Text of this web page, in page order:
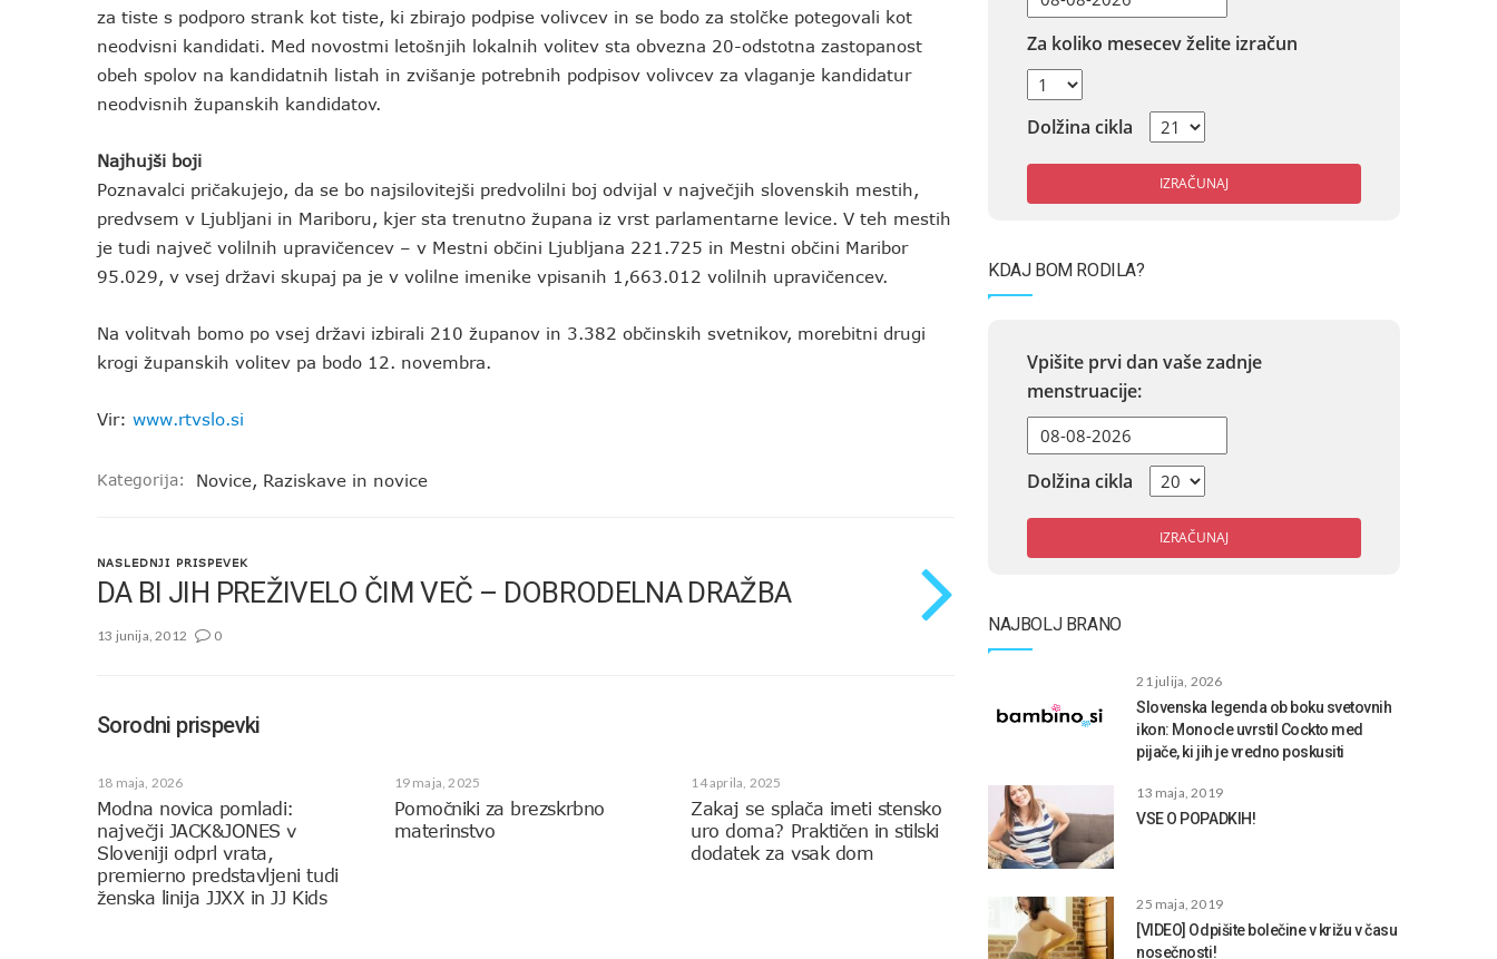
za tiste s podporo strank kot tiste, ki zbirajo podpise volivcev in se bodo za stolčke potegovali kot
neodvisni kandidati. Med novostmi letošnjih lokalnih volitev sta obvezna 20-odstotna zastopanost
obeh spolov na kandidatnih listah in zvišanje potrebnih podpisov volivcev za vlaganje kandidatur
neodvisnih županskih kandidatov.
Najhujši boji
Poznavalci pričakujejo, da se bo najsilovitejši predvolilni boj odvijal v največjih slovenskih mestih,
predvsem v Ljubljani in Mariboru, kjer sta trenutno župana iz vrst parlamentarne levice. V teh mestih
je tudi največ volilnih upravičencev – v Mestni občini Ljubljana 221.725 in Mestni občini Maribor
95.029, v vsej državi skupaj pa je v volilne imenike vpisanih 1,663.012 volilnih upravičencev.
Na volitvah bomo po vsej državi izbirali 210 županov in 3.382 občinskih svetnikov, morebitni drugi
krogi županskih volitev pa bodo 12. novembra.
Vir: www.rtvslo.si
Kategorija: Novice, Raziskave in novice
NASLEDNJI PRISPEVEK
DA BI JIH PREŽIVELO ČIM VEČ – DOBRODELNA DRAŽBA
13 junija, 2012 0
Sorodni prispevki
18 maja, 2026
Modna novica pomladi:
največji JACK&JONES v
Sloveniji odprl vrata,
premierno predstavljeni tudi
ženska linija JJXX in JJ Kids
19 maja, 2025
Pomočniki za brezskrbno
materinstvo
14 aprila, 2025
Zakaj se splača imeti stensko
uro doma? Praktičen in stilski
dodatek za vsak dom
Za koliko mesecev želite izračun
Dolžina cikla
IZRAČUNAJ
KDAJ BOM RODILA?
Vpišite prvi dan vaše zadnje
menstruacije:
Dolžina cikla
IZRAČUNAJ
NAJBOLJ BRANO
21 julija, 2026
Slovenska legenda ob boku svetovnih
ikon: Monocle uvrstil Cockto med
pijače, ki jih je vredno poskusiti
13 maja, 2019
VSE O POPADKIH!
25 maja, 2019
[VIDEO] Odpišite bolečine v križu v času
nosečnosti!